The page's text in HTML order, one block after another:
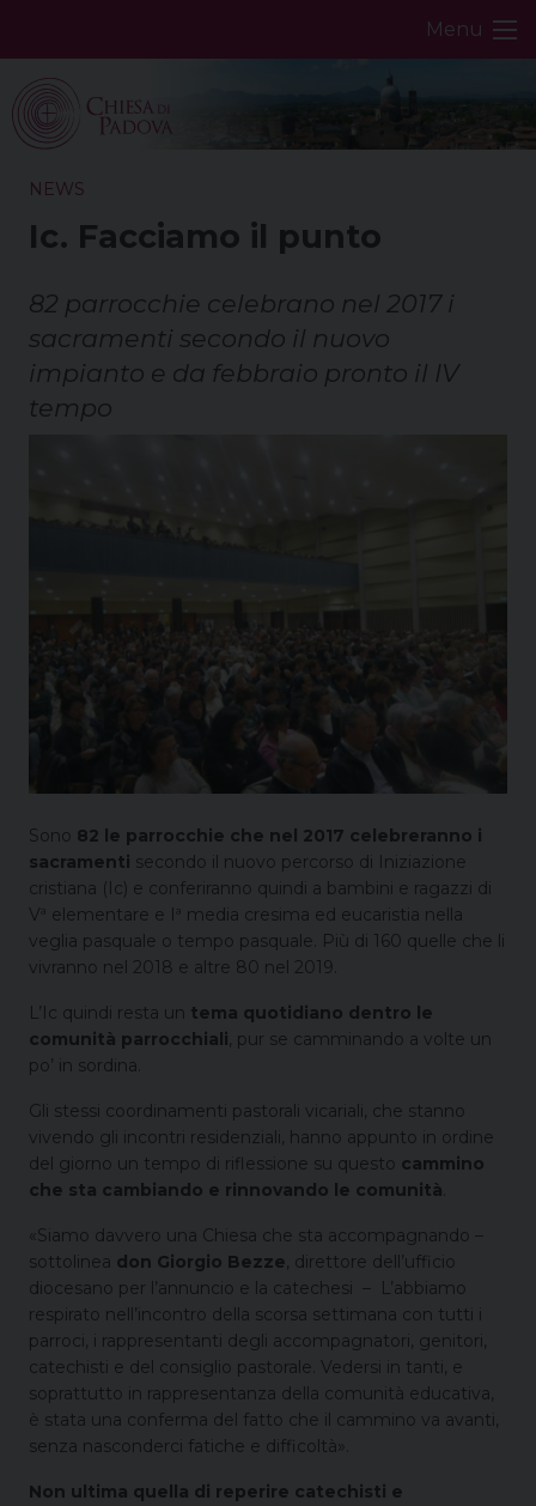
Menu
NEWS
Ic. Facciamo il punto
82 parrocchie celebrano nel 2017 i
sacramenti secondo il nuovo
impianto e da febbraio pronto il IV
tempo
Sono 82 le parrocchie che nel 2017 celebreranno i
sacramenti secondo il nuovo percorso di Iniziazione
cristiana (Ic) e conferiranno quindi a bambini e ragazzi di
Vª elementare e Iª media cresima ed eucaristia nella
veglia pasquale o tempo pasquale. Più di 160 quelle che li
vivranno nel 2018 e altre 80 nel 2019.
L’Ic quindi resta un tema quotidiano dentro le
comunità parrocchiali, pur se camminando a volte un
po’ in sordina.
Gli stessi coordinamenti pastorali vicariali, che stanno
vivendo gli incontri residenziali, hanno appunto in ordine
del giorno un tempo di riflessione su questo cammino
che sta cambiando e rinnovando le comunità
«Siamo davvero una Chiesa che sta accompagnando –
sottolinea don Giorgio Bezze, direttore dell’ufficio
diocesano per l’annuncio e la catechesi – L’abbiamo
respirato nell’incontro della scorsa settimana con tutti i
parroci, i rappresentanti degli accompagnatori, genitori,
catechisti e del consiglio pastorale. Vedersi in tanti, e
soprattutto in rappresentanza della comunità educativa,
è stata una conferma del fatto che il cammino va avanti,
senza nasconderci fatiche e difficoltà».
Non ultima quella di reperire catechisti e